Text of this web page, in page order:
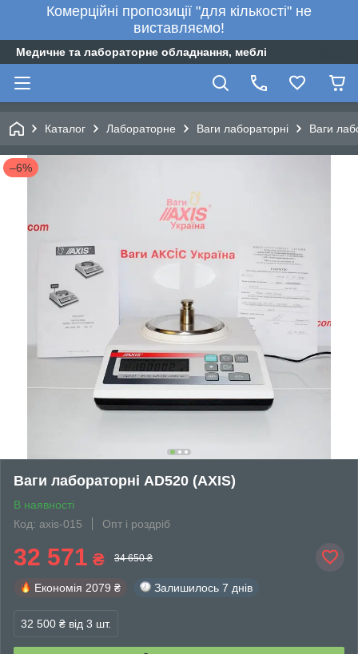
Комерційні пропозиції "для кількості" не
виставляємо!
Медичне та лабораторне обладнання, меблі
Каталог Лабораторне Ваги лабораторні Ваги
–6%
Ваги лабораторні AD520 (АХIS)
В наявності
Код: axis-015
Опт і роздріб
32 571 ₴ 34 650 ₴
Економія 2079 ₴ Залишилось 7 днів
32 500 ₴ від 3 шт.